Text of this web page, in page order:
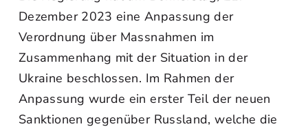
Dezember 2023 eine Anpassung der
Verordnung über Massnahmen im
Zusammenhang mit der Situation in der
Ukraine beschlossen. Im Rahmen der
Anpassung wurde ein erster Teil der neuen
Sanktionen gegenüber Russland, welche die